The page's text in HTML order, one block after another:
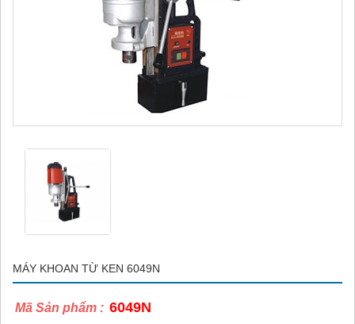
MÁY KHOAN TỪ KEN 6049N
Mã Sản phẩm : 6049N